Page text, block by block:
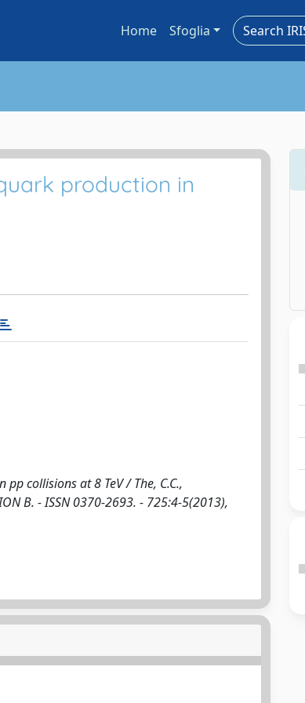
Home Sfoglia
production in
collisions at 8 TeV / The, C.C.,
B. - ISSN 0370-2693. - 725:4-5(2013),